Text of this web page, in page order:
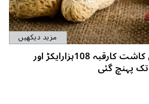
مزید دیکھیں
پاکستان میں مونگ پھلی کی کاشت کارقبہ 108ہزارایکڑ اور